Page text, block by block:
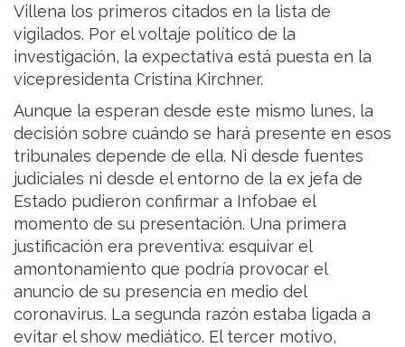
Villena los primeros citados en la lista de
vigilados. Por el voltaje político de la
investigación, la expectativa está puesta en la
vicepresidenta Cristina Kirchner.
Aunque la esperan desde este mismo lunes, la
decisión sobre cuándo se hará presente en esos
tribunales depende de ella. Ni desde fuentes
judiciales ni desde el entorno de la ex jefa de
Estado pudieron confirmar a Infobae el
momento de su presentación. Una primera
justificación era preventiva: esquivar el
amontonamiento que podría provocar el
anuncio de su presencia en medio del
coronavirus. La segunda razón estaba ligada a
evitar el show mediático. El tercer motivo,